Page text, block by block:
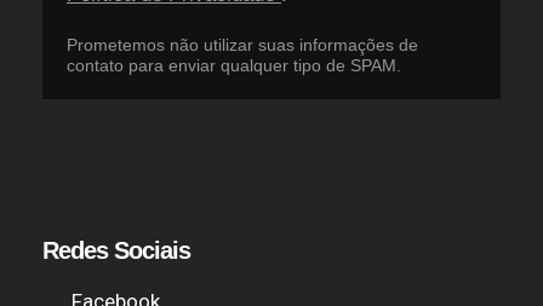
Prometemos não utilizar suas informações de
contato para enviar qualquer tipo de SPAM.
Redes Sociais